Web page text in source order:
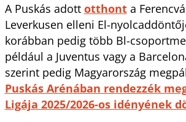
A Puskás adott otthonta
Leverkusen elleni El-
korábban pedig több Bl-
például a Juventus vagy a
szerint pedig Magyarország
Puskás Arénában rendezzék
Ligája 2025/2026-os idényének